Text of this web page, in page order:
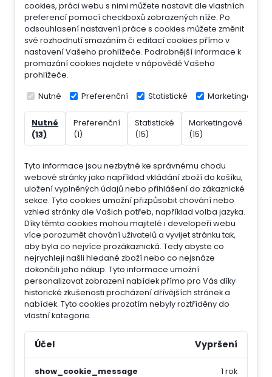
cookies, práci webu s nimi můžete nastavit dle vlastních
preferencí pomocí checkboxů zobrazených níže. Po
odsouhlasení nastavení práce s cookies můžete změnit
své rozhodnutí smazáním či editací cookies přímo v
nastavení Vašeho prohlížeče. Podrobnější informace k
promazání cookies najdete v nápovědě Vašeho
prohlížeče.
Nutné Preferenční Statistické Marketingové
Nutné
(13)
Preferenční
(1)
Statistické
(15)
Marketingové
(15)
Tyto informace jsou nezbytné ke správnému chodu
webové stránky jako například vkládání zboží do košíku,
uložení vyplněných údajů nebo přihlášení do zákaznické
sekce. Tyto cookies umožní přizpůsobit chování nebo
vzhled stránky dle Vašich potřeb, například volba jazyka.
Díky těmto cookies mohou majitelé i developeři webu
více porozumět chování uživatelů a vyvijet stránku tak,
aby byla co nejvíce prozákaznická. Tedy abyste co
nejrychleji našli hledané zboží nebo co nejsnáze
dokončili jeho nákup. Tyto informace umožní
personalizovat zobrazení nabídek přímo pro Vás díky
historické zkušenosti procházení dřívějších stránek a
nabídek. Tyto cookies prozatím nebyly roztříděny do
vlastní kategorie.
Účel Vypršení
show_cookie_message
1 rok